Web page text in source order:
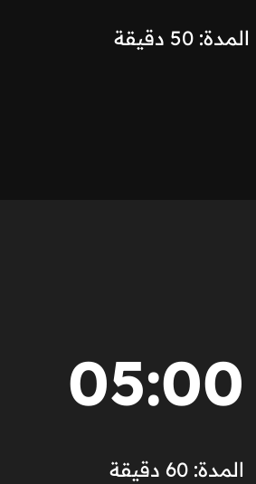
المدة: 50 دقيقة
05:00
المدة: 60 دقيقة